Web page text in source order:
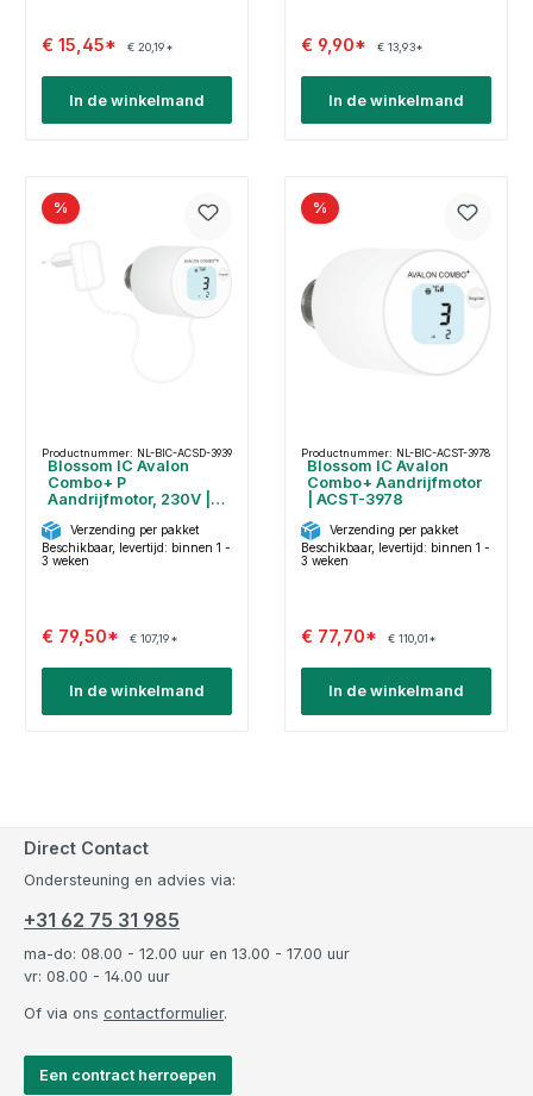
€ 15,45* € 20,19*
In de winkelmand
€ 9,90* € 13,93*
In de winkelmand
%
Productnummer: NL-BIC-ACSD-3939
Blossom IC Avalon
Combo+ P
Aandrijfmotor, 230V |
Verzending per pakket
Beschikbaar, levertijd: binnen 1 -
3 weken
€ 79,50* € 107,19*
In de winkelmand
%
Productnummer: NL-BIC-ACST-3978
Blossom IC Avalon
Combo+ Aandrijfmotor
| ACST-3978
Verzending per pakket
Beschikbaar, levertijd: binnen 1 -
3 weken
€ 77,70* € 110,01*
In de winkelmand
Direct Contact
Ondersteuning en advies via:
+31 62 75 31 985
ma-do: 08.00 - 12.00 uur en 13.00 - 17.00 uur
vr: 08.00 - 14.00 uur
Of via ons contactformulier.
Een contract herroepen